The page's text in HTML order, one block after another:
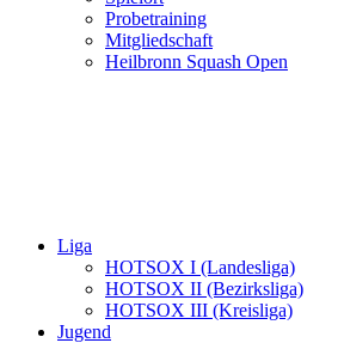
Probetraining
Mitgliedschaft
Heilbronn Squash Open
Liga
HOTSOX I (Landesliga)
HOTSOX II (Bezirksliga)
HOTSOX III (Kreisliga)
Jugend